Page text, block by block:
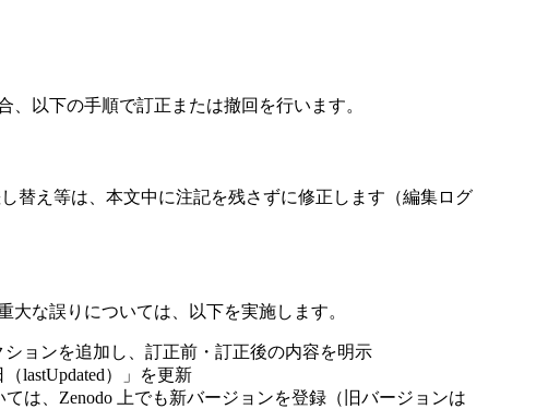
、以下の手順で訂正または撤回を行います。
替え等は、本文中に注記を残さずに修正します（編集ログ
大な誤りについては、以下を実施します。
ョンを追加し、訂正前・訂正後の内容を明示
lastUpdated）」を更新
は、Zenodo 上でも新バージョンを登録（旧バージョンは